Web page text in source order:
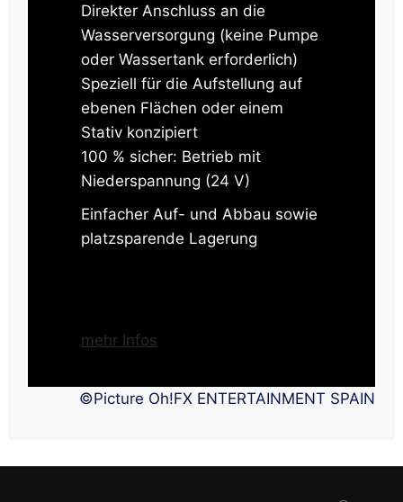
Direkter Anschluss an die
Wasserversorgung (keine Pumpe
oder Wassertank erforderlich)
Speziell für die Aufstellung auf
ebenen Flächen oder einem
Stativ konzipiert
100 % sicher: Betrieb mit
Niederspannung (24 V)
Einfacher Auf- und Abbau sowie
platzsparende Lagerung
mehr Infos
©Picture Oh!FX ENTERTAINMENT SPAIN